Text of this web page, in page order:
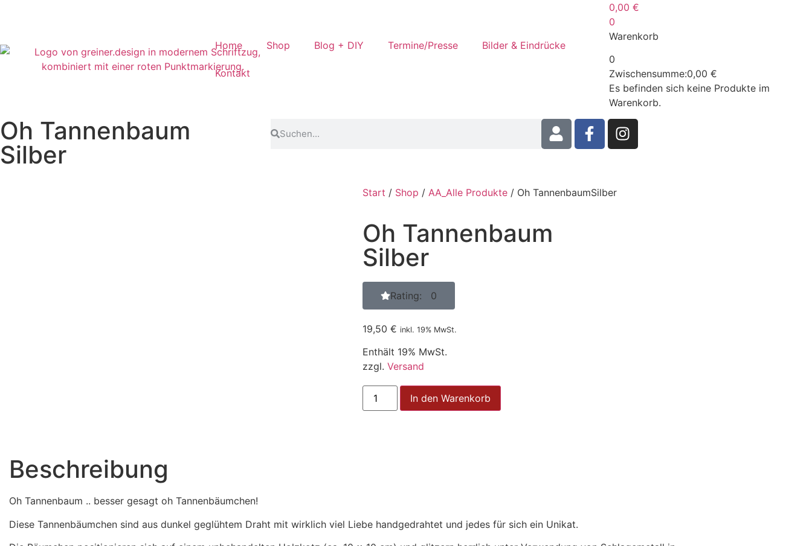
Home Shop Blog + DIY Termine/Presse Bilder & Eindrücke
Kontakt
0,00 €
0
Warenkorb
0
Zwischensumme:0,00 €
Es befinden sich keine Produkte im
Warenkorb.
Oh Tannenbaum
Silber
Start / Shop / AA_Alle Produkte / Oh TannenbaumSilber
Oh Tannenbaum
Silber
Rating: 0
19,50 € inkl. 19% MwSt.
Enthält 19% MwSt.
zzgl. Versand
In den Warenkorb
Beschreibung
Oh Tannenbaum .. besser gesagt oh Tannenbäumchen!
Diese Tannenbäumchen sind aus dunkel geglühtem Draht mit wirklich viel Liebe handgedrahtet und jedes für sich ein Unikat.